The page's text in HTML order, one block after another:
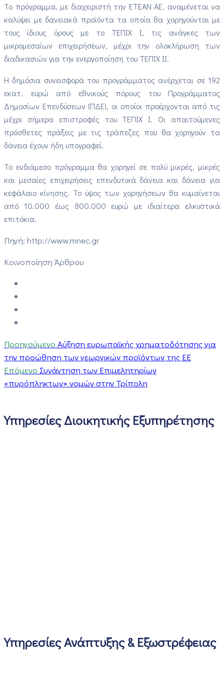
Το πρόγραμμα, με διαχειριστή την ΕΤΕΑΝ ΑΕ, αναμένεται να
καλύψει με δανειακά προϊόντα τα οποία θα χορηγούνται με
τους ίδιους όρους με το ΤΕΠΙΧ Ι, τις ανάγκες των
μικρομεσαίων επιχειρήσεων, μέχρι την ολοκλήρωση των
διαδικασιών για την ενεργοποίηση του ΤΕΠΙΧ ΙΙ.
Η δημόσια συνεισφορά του προγράμματος ανέρχεται σε 192
εκατ. ευρώ από εθνικούς πόρους του Προγράμματος
Δημοσίων Επενδύσεων (ΠΔΕ), οι οποίοι προέρχονται από τις
μέχρι σήμερα επιστροφές του ΤΕΠΙΧ Ι. Οι απαιτούμενες
πρόσθετες πράξεις με τις τράπεζες που θα χορηγούν τα
δάνεια έχουν ήδη υπογραφεί.
Το ενδιάμεσο πρόγραμμα θα χορηγεί σε πολύ μικρές, μικρές
και μεσαίες επιχειρήσεις επενδυτικά δάνεια και δάνεια για
κεφάλαιο κίνησης. Το ύψος των χορηγήσεων θα κυμαίνεται
από 10.000 έως 800.000 ευρώ με ιδιαίτερα ελκυστικά
επιτόκια.
Πηγή: http://www.mnec.gr
Κοινοποίηση Άρθρου
Προηγούμενο Αύξηση ευρωπαϊκής χρηματοδότησης για
την προώθηση των γεωργικών προϊόντων της ΕΕ
Επόμενο Συνάντηση των Επιμελητηρίων
«πυρόπληκτων» νομών στην Τρίπολη
Υπηρεσίες Διοικητικής Εξυπηρέτησης
Υπηρεσίες Ανάπτυξης & Εξωστρέφειας